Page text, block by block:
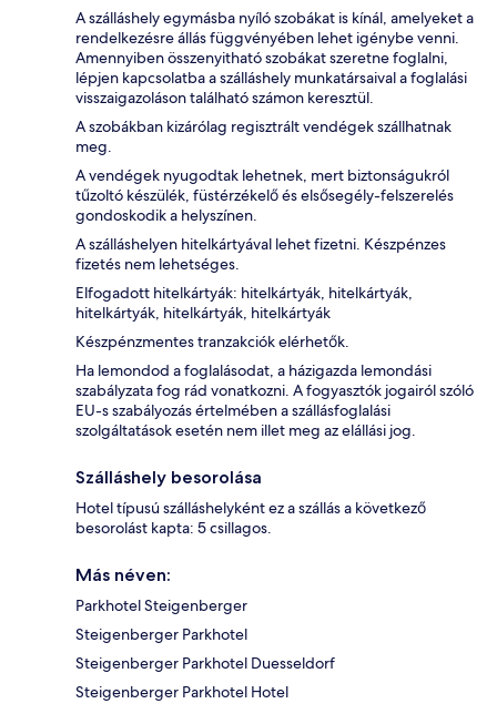
A szálláshely egymásba nyíló szobákat is kínál, amelyeket a
rendelkezésre állás függvényében lehet igénybe venni.
Amennyiben összenyitható szobákat szeretne foglalni,
lépjen kapcsolatba a szálláshely munkatársaival a foglalási
visszaigazoláson található számon keresztül.
A szobákban kizárólag regisztrált vendégek szállhatnak
meg.
A vendégek nyugodtak lehetnek, mert biztonságukról
tűzoltó készülék, füstérzékelő és elsősegély-felszerelés
gondoskodik a helyszínen.
A szálláshelyen hitelkártyával lehet fizetni. Készpénzes
fizetés nem lehetséges.
Elfogadott hitelkártyák: hitelkártyák, hitelkártyák,
hitelkártyák, hitelkártyák, hitelkártyák
Készpénzmentes tranzakciók elérhetők.
Ha lemondod a foglalásodat, a házigazda lemondási
szabályzata fog rád vonatkozni. A fogyasztók jogairól szóló
EU-s szabályozás értelmében a szállásfoglalási
szolgáltatások esetén nem illet meg az elállási jog.
Szálláshely besorolása
Hotel típusú szálláshelyként ez a szállás a következő
besorolást kapta: 5 csillagos.
Más néven:
Parkhotel Steigenberger
Steigenberger Parkhotel
Steigenberger Parkhotel Duesseldorf
Steigenberger Parkhotel Hotel